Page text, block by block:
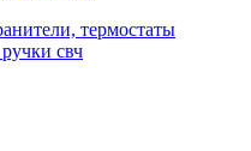
термостаты
свч